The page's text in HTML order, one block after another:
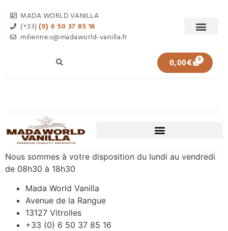
MADA WORLD VANILLA
(+33)(0) 6 50 37 85 16
milienne.v@madaworld-vanilla.fr
0,00€ 0
Nous sommes à votre disposition du lundi au vendredi
de 08h30 à 18h30
Mada World Vanilla
Avenue de la Rangue
13127 Vitrolles
+33 (0) 6 50 37 85 16